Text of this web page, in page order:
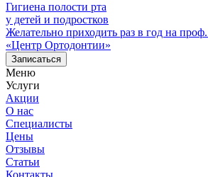
Гигиена полости рта
у детей и подростков
Желательно приходить раз в год на
«Центр Ортодонтии»
Записаться
Меню
Услуги
Акции
О нас
Специалисты
Цены
Отзывы
Статьи
Контакты